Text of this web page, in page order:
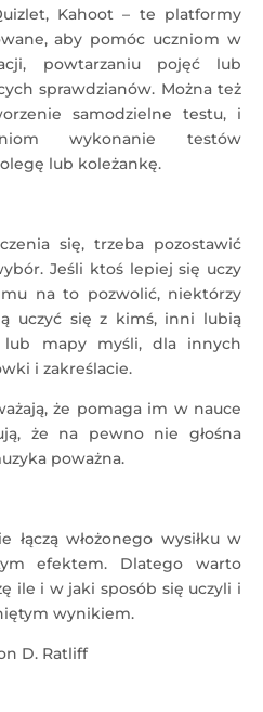
Kahoot – te platformy
aby pomóc uczniom w
powtarzaniu pojęć lub
sprawdzianów. Można też
samodzielne testu, i
wykonanie testów
lub koleżankę.
się, trzeba pozostawić
Jeśli ktoś lepiej się uczy
na to pozwolić, niektórzy
uczyć się z kimś, inni lubią
mapy myśli, dla innych
i zakreślacie.
że pomaga im w nauce
że na pewno nie głośna
poważna.
łączą włożonego wysiłku w
efektem. Dlatego warto
ile i w jaki sposób się uczyli i
wynikiem.
D. Ratliff